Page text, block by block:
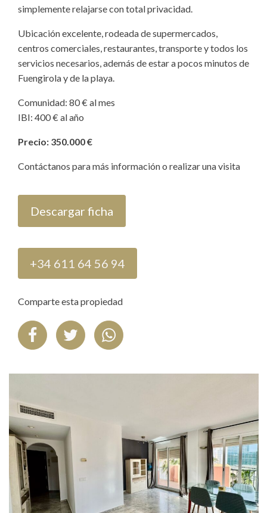
simplemente relajarse con total privacidad.
Ubicación excelente, rodeada de supermercados,
centros comerciales, restaurantes, transporte y todos los
servicios necesarios, además de estar a pocos minutos de
Fuengirola y de la playa.
Comunidad: 80 € al mes
IBI: 400 € al año
Precio: 350.000 €
Contáctanos para más información o realizar una visita
Descargar ficha
+34 611 64 56 94
Comparte esta propiedad